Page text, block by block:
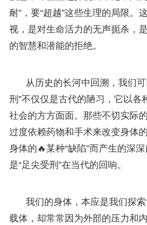
耐”，要“超越”这些生理的局限。
视，是对生命活力的无声扼杀，
的智慧和潜能的拒绝。
从历史的长河中回溯，我们
刑”不仅仅是古代的陋习，它以各
社会的方方面面。那些不切实际
过度依赖药物和手术来改变身体
身体的🔥某种“缺陷”而产生的深
是“足尖受刑”在当代的回响。
我们的身体，本应是我们探
载体，却常常因为外部的压力和